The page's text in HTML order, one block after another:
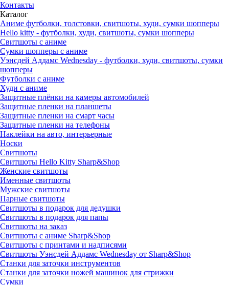
Контакты
Каталог
Аниме футболки, толстовки, свитшоты, худи, сумки шопперы
Hello kitty - футболки, худи, свитшоты, сумки шопперы
Свитшоты с аниме
Сумки шопперы с аниме
Уэнсдей Аддамс Wednesday - футболки, худи, свитшоты, сумки
шопперы
Футболки с аниме
Худи с аниме
Защитные плёнки на камеры автомобилей
Защитные пленки на планшеты
Защитные пленки на смарт часы
Защитные пленки на телефоны
Наклейки на авто, интерьерные
Носки
Свитшоты
Cвитшоты Hello Kitty Sharp&Shop
Женские свитшоты
Именные свитшоты
Мужские свитшоты
Парные свитшоты
Свитшоты в подарок для дедушки
Свитшоты в подарок для папы
Свитшоты на заказ
Свитшоты с аниме Sharp&Shop
Свитшоты с принтами и надписями
Свитшоты Уэнсдей Аддамс Wednesday от Sharp&Shop
Станки для заточки инструментов
Станки для заточки ножей машинок для стрижки
Сумки